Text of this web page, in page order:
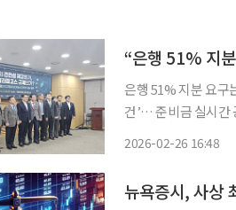
“은행 51% 지
은행 51% 지분 요구
건’… 준비금 실시간
2026-02-26 16:48
뉴욕증시, 사상